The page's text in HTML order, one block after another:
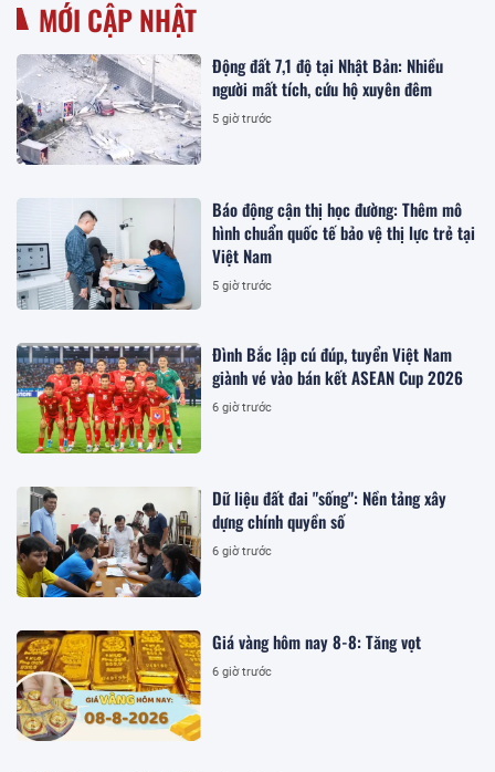
MỚI CẬP NHẬT
Động đất 7,1 độ tại Nhật Bản: Nhiều
người mất tích, cứu hộ xuyên đêm
5 giờ trước
Báo động cận thị học đường: Thêm mô
hình chuẩn quốc tế bảo vệ thị lực trẻ tại
Việt Nam
5 giờ trước
Đình Bắc lập cú đúp, tuyển Việt Nam
giành vé vào bán kết ASEAN Cup 2026
6 giờ trước
Dữ liệu đất đai "sống": Nền tảng xây
dựng chính quyền số
6 giờ trước
Giá vàng hôm nay 8-8: Tăng vọt
6 giờ trước